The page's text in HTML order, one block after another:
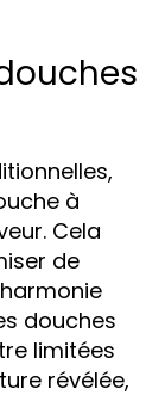
à
Cela
de
douches
limitées
révélée,